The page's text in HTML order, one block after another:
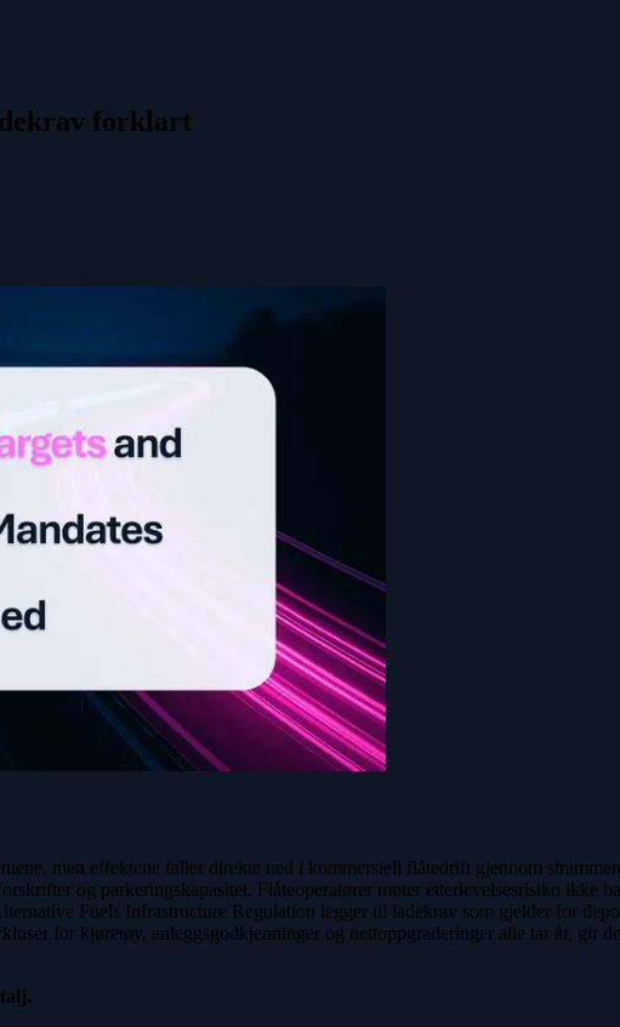
forklart
men effektene faller direkte ned i kommersiell flåtedrift gjennom
og parkeringskapasitet. Flåteoperatører møter etterlevelsesrisiko ikke
Fuels Infrastructure Regulation legger til ladekrav som gjelder for
for kjøretøy, anleggsgodkjenninger og nettoppgraderinger alle tar år, gir